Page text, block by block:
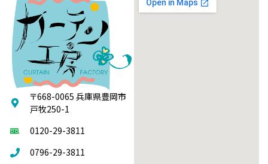
〒668-0065 兵庫県豊岡市
戸牧250-1
0120-29-3811
0796-29-3811